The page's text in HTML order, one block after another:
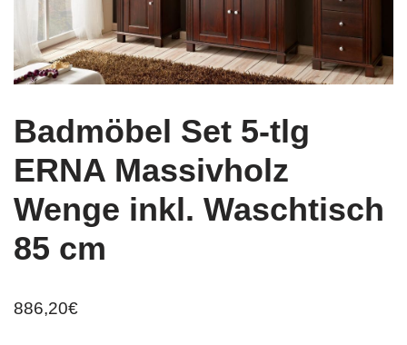
Badmöbel Set 5-tlg
ERNA Massivholz
Wenge inkl. Waschtisch
85 cm
886,20€